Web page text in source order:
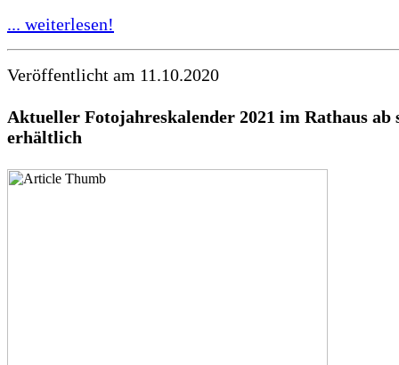
... weiterlesen!
Veröffentlicht am 11.10.2020
Aktueller Fotojahreskalender 2021 im Rathaus ab
erhältlich